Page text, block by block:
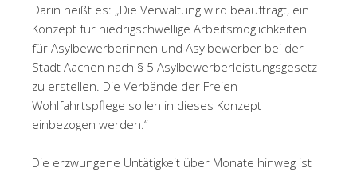
Darin heißt es: „Die Verwaltung wird beauftragt, ein
Konzept für niedrigschwellige Arbeitsmöglichkeiten
für Asylbewerberinnen und Asylbewerber bei der
Stadt Aachen nach § 5 Asylbewerberleistungsgesetz
zu erstellen. Die Verbände der Freien
Wohlfahrtspflege sollen in dieses Konzept
einbezogen werden.“
Die erzwungene Untätigkeit über Monate hinweg ist